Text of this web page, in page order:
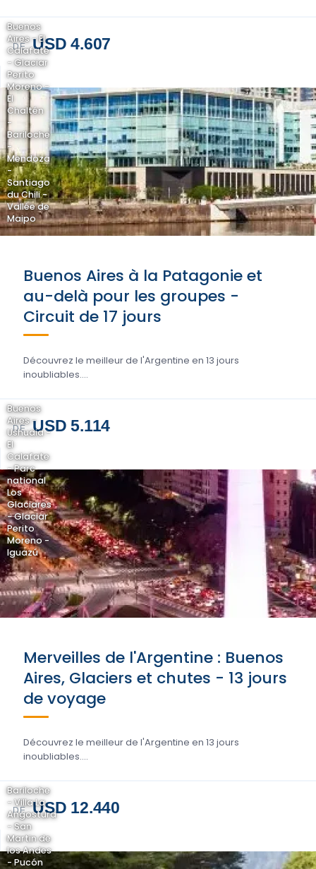
DE USD 4.607
Buenos
Aires - El
Calafate
- Glaciar
Perito
Moreno -
El
Chaltén
-
Bariloche
-
Mendoza
-
Santiago
du Chili -
Vallée de
Maipo
Buenos Aires à la Patagonie et
au-delà pour les groupes -
Circuit de 17 jours
Découvrez le meilleur de l'Argentine en 13 jours
inoubliables....
DE USD 5.114
Buenos
Aires -
Ushuaia -
El
Calafate
- Parc
national
Los
Glaciares
- Glaciar
Perito
Moreno -
Iguazú
Merveilles de l'Argentine : Buenos
Aires, Glaciers et chutes - 13 jours
de voyage
Découvrez le meilleur de l'Argentine en 13 jours
inoubliables....
DE USD 12.440
Bariloche
- Villa La
Angostura
- San
Martin de
los Andes
- Pucón